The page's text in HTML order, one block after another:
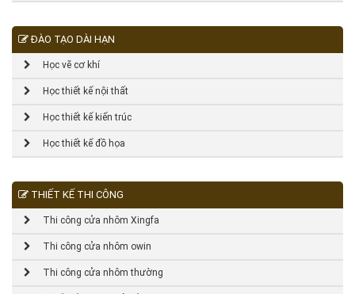
ĐÀO TẠO DÀI HẠN
Học vẽ cơ khí
Học thiết kế nội thất
Học thiết kế kiến trúc
Học thiết kế đồ họa
THIẾT KẾ THI CÔNG
Thi công cửa nhôm Xingfa
Thi công cửa nhôm owin
Thi công cửa nhôm thường